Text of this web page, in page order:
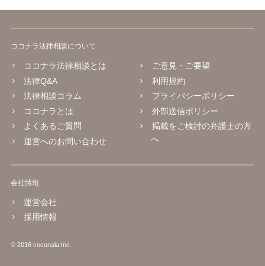
ココナラ法律相談について
ココナラ法律相談とは
法律Q&A
法律相談コラム
ココナラとは
よくあるご質問
運営へのお問い合わせ
ご意見・ご要望
利用規約
プライバシーポリシー
外部送信ポリシー
掲載をご検討の弁護士の方
へ
会社情報
運営会社
採用情報
© 2016 coconala Inc.